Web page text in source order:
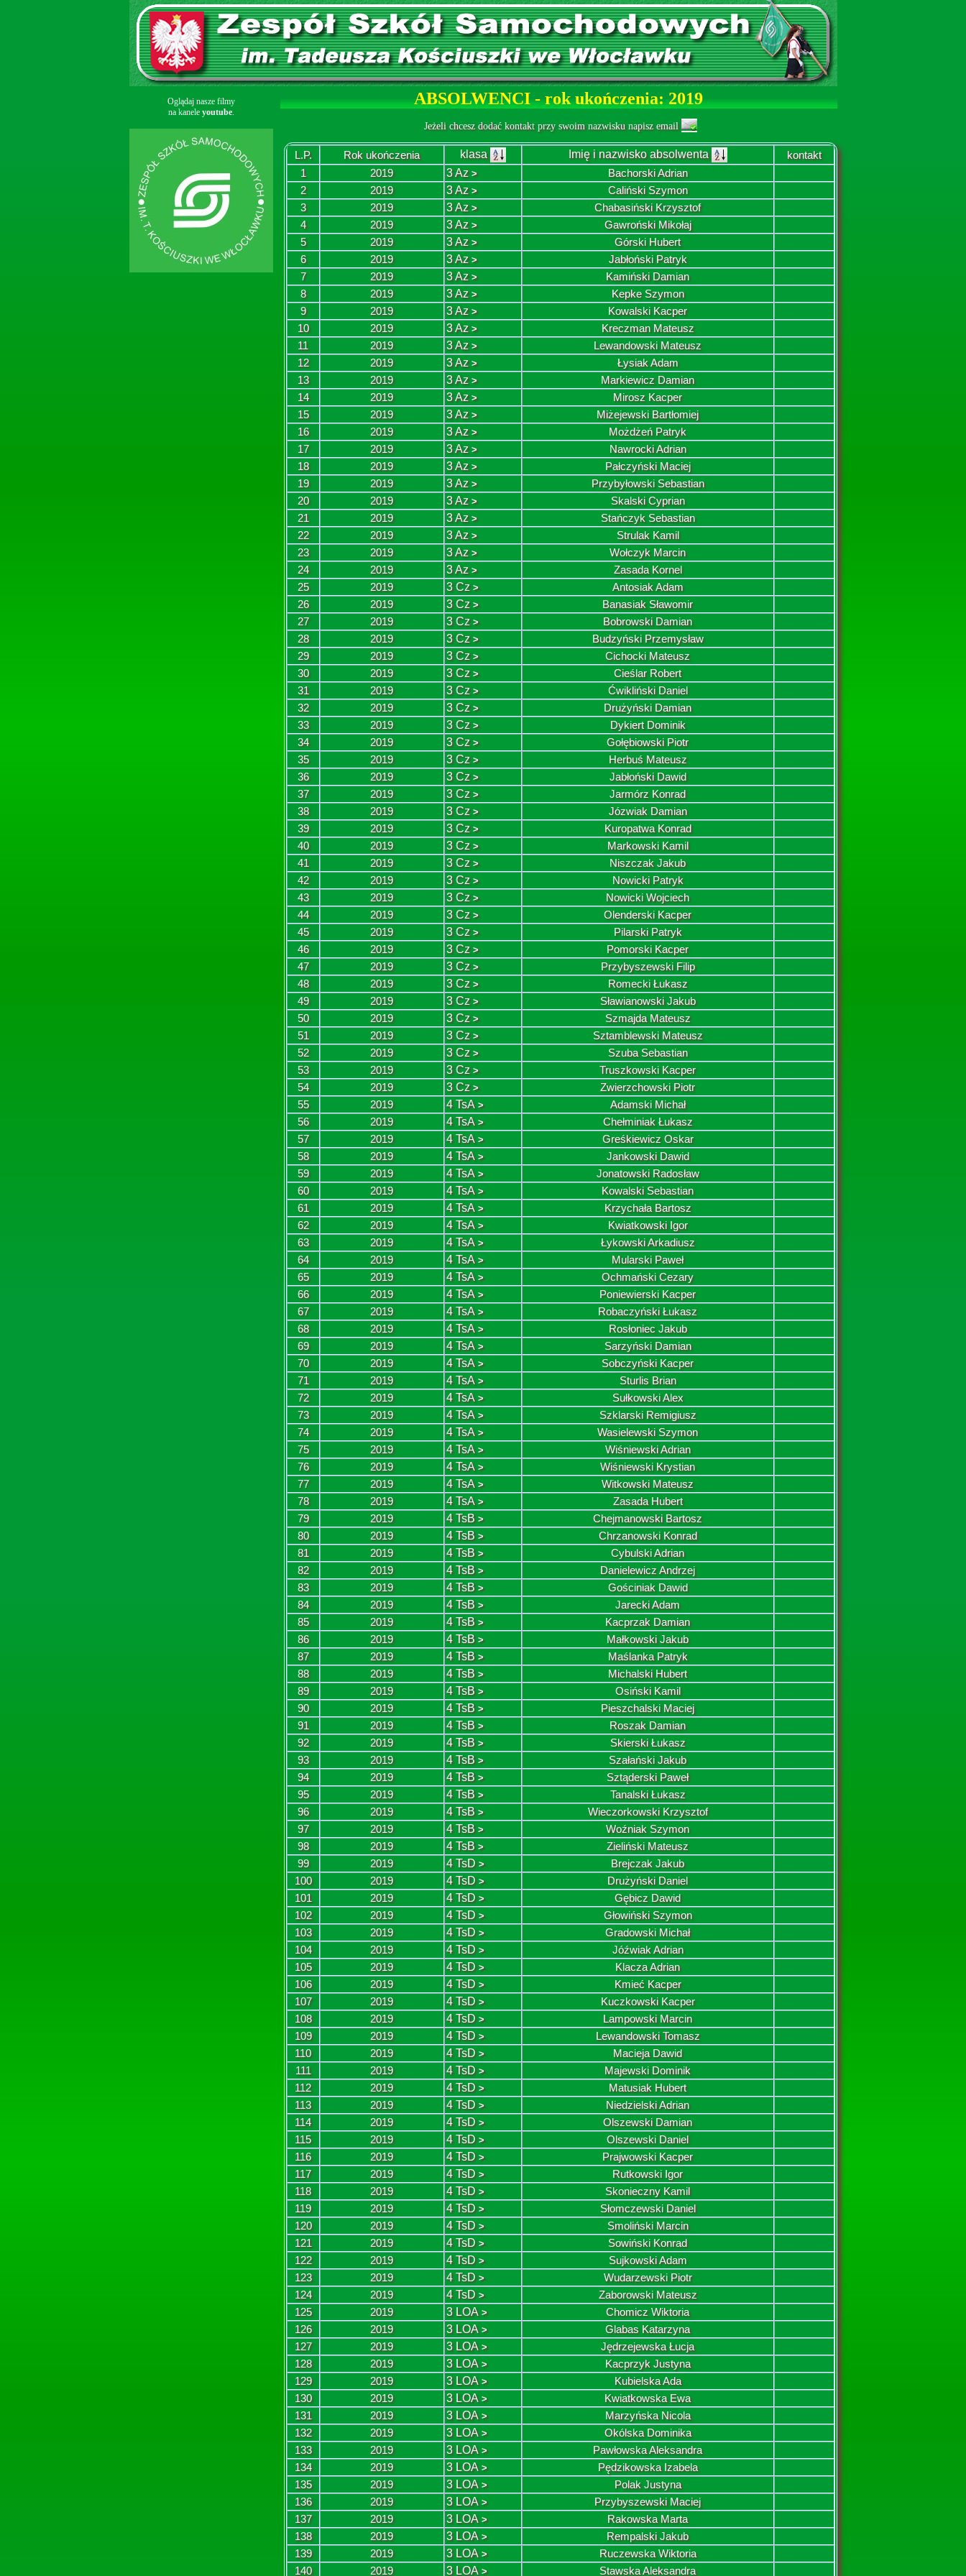
Oglądaj nasze filmy
na kanele youtube.
ABSOLWENCI - rok ukończenia: 2019
Jeżeli chcesz dodać kontakt przy swoim nazwisku napisz email
L.P. Rok ukończenia klasa Imię i nazwisko absolwenta
kontakt
1
2019 3 Az>
Bachorski Adrian
2
2019 3 Az>
Caliński Szymon
3
2019 3 Az>
Chabasiński Krzysztof
4
2019 3 Az>
Gawroński Mikołaj
5
2019 3 Az>
Górski Hubert
6
2019 3 Az>
Jabłoński Patryk
7
2019 3 Az>
Kamiński Damian
8
2019 3 Az>
Kepke Szymon
9
2019 3 Az>
Kowalski Kacper
10
2019 3 Az>
Kreczman Mateusz
11
2019 3 Az>
Lewandowski Mateusz
12
2019 3 Az>
Łysiak Adam
13
2019 3 Az>
Markiewicz Damian
14
2019 3 Az>
Mirosz Kacper
15
2019 3 Az>
Miżejewski Bartłomiej
16
2019 3 Az>
Możdżeń Patryk
17
2019 3 Az>
Nawrocki Adrian
18
2019 3 Az>
Pałczyński Maciej
19
2019 3 Az>
Przybyłowski Sebastian
20
2019 3 Az>
Skalski Cyprian
21
2019 3 Az>
Stańczyk Sebastian
22
2019 3 Az>
Strulak Kamil
23
2019 3 Az>
Wołczyk Marcin
24
2019 3 Az>
Zasada Kornel
25
2019 3 Cz>
Antosiak Adam
26
2019 3 Cz>
Banasiak Sławomir
27
2019 3 Cz>
Bobrowski Damian
28
2019 3 Cz>
Budzyński Przemysław
29
2019 3 Cz>
Cichocki Mateusz
30
2019 3 Cz>
Cieślar Robert
31
2019 3 Cz>
Ćwikliński Daniel
32
2019 3 Cz>
Drużyński Damian
33
2019 3 Cz>
Dykiert Dominik
34
2019 3 Cz>
Gołębiowski Piotr
35
2019 3 Cz>
Herbuś Mateusz
36
2019 3 Cz>
Jabłoński Dawid
37
2019 3 Cz>
Jarmórz Konrad
38
2019 3 Cz>
Józwiak Damian
39
2019 3 Cz>
Kuropatwa Konrad
40
2019 3 Cz>
Markowski Kamil
41
2019 3 Cz>
Niszczak Jakub
42
2019 3 Cz>
Nowicki Patryk
43
2019 3 Cz>
Nowicki Wojciech
44
2019 3 Cz>
Olenderski Kacper
45
2019 3 Cz>
Pilarski Patryk
46
2019 3 Cz>
Pomorski Kacper
47
2019 3 Cz>
Przybyszewski Filip
48
2019 3 Cz>
Romecki Łukasz
49
2019 3 Cz>
Sławianowski Jakub
50
2019 3 Cz>
Szmajda Mateusz
51
2019 3 Cz>
Sztamblewski Mateusz
52
2019 3 Cz>
Szuba Sebastian
53
2019 3 Cz>
Truszkowski Kacper
54
2019 3 Cz>
Zwierzchowski Piotr
55
2019 4 TsA>
Adamski Michał
56
2019 4 TsA>
Chełminiak Łukasz
57
2019 4 TsA>
Greśkiewicz Oskar
58
2019 4 TsA>
Jankowski Dawid
59
2019 4 TsA>
Jonatowski Radosław
60
2019 4 TsA>
Kowalski Sebastian
61
2019 4 TsA>
Krzychała Bartosz
62
2019 4 TsA>
Kwiatkowski Igor
63
2019 4 TsA>
Łykowski Arkadiusz
64
2019 4 TsA>
Mularski Paweł
65
2019 4 TsA>
Ochmański Cezary
66
2019 4 TsA>
Poniewierski Kacper
67
2019 4 TsA>
Robaczyński Łukasz
68
2019 4 TsA>
Rosłoniec Jakub
69
2019 4 TsA>
Sarzyński Damian
70
2019 4 TsA>
Sobczyński Kacper
71
2019 4 TsA>
Sturlis Brian
72
2019 4 TsA>
Sułkowski Alex
73
2019 4 TsA>
Szklarski Remigiusz
74
2019 4 TsA>
Wasielewski Szymon
75
2019 4 TsA>
Wiśniewski Adrian
76
2019 4 TsA>
Wiśniewski Krystian
77
2019 4 TsA>
Witkowski Mateusz
78
2019 4 TsA>
Zasada Hubert
79
2019 4 TsB>
Chejmanowski Bartosz
80
2019 4 TsB>
Chrzanowski Konrad
81
2019 4 TsB>
Cybulski Adrian
82
2019 4 TsB>
Danielewicz Andrzej
83
2019 4 TsB>
Gościniak Dawid
84
2019 4 TsB>
Jarecki Adam
85
2019 4 TsB>
Kacprzak Damian
86
2019 4 TsB>
Małkowski Jakub
87
2019 4 TsB>
Maślanka Patryk
88
2019 4 TsB>
Michalski Hubert
89
2019 4 TsB>
Osiński Kamil
90
2019 4 TsB>
Pieszchalski Maciej
91
2019 4 TsB>
Roszak Damian
92
2019 4 TsB>
Skierski Łukasz
93
2019 4 TsB>
Szałański Jakub
94
2019 4 TsB>
Sztąderski Paweł
95
2019 4 TsB>
Tanalski Łukasz
96
2019 4 TsB>
Wieczorkowski Krzysztof
97
2019 4 TsB>
Woźniak Szymon
98
2019 4 TsB>
Zieliński Mateusz
99
2019 4 TsD>
Brejczak Jakub
100
2019 4 TsD>
Drużyński Daniel
101
2019 4 TsD>
Gębicz Dawid
102
2019 4 TsD>
Głowiński Szymon
103
2019 4 TsD>
Gradowski Michał
104
2019 4 TsD>
Jóźwiak Adrian
105
2019 4 TsD>
Klacza Adrian
106
2019 4 TsD>
Kmieć Kacper
107
2019 4 TsD>
Kuczkowski Kacper
108
2019 4 TsD>
Lampowski Marcin
109
2019 4 TsD>
Lewandowski Tomasz
110
2019 4 TsD>
Macieja Dawid
111
2019 4 TsD>
Majewski Dominik
112
2019 4 TsD>
Matusiak Hubert
113
2019 4 TsD>
Niedzielski Adrian
114
2019 4 TsD>
Olszewski Damian
115
2019 4 TsD>
Olszewski Daniel
116
2019 4 TsD>
Prajwowski Kacper
117
2019 4 TsD>
Rutkowski Igor
118
2019 4 TsD>
Skonieczny Kamil
119
2019 4 TsD>
Słomczewski Daniel
120
2019 4 TsD>
Smoliński Marcin
121
2019 4 TsD>
Sowiński Konrad
122
2019 4 TsD>
Sujkowski Adam
123
2019 4 TsD>
Wudarzewski Piotr
124
2019 4 TsD>
Zaborowski Mateusz
125
2019 3 LOA>
Chomicz Wiktoria
126
2019 3 LOA>
Glabas Katarzyna
127
2019 3 LOA>
Jędrzejewska Łucja
128
2019 3 LOA>
Kacprzyk Justyna
129
2019 3 LOA>
Kubielska Ada
130
2019 3 LOA>
Kwiatkowska Ewa
131
2019 3 LOA>
Marzyńska Nicola
132
2019 3 LOA>
Okólska Dominika
133
2019 3 LOA>
Pawłowska Aleksandra
134
2019 3 LOA>
Pędzikowska Izabela
135
2019 3 LOA>
Polak Justyna
136
2019 3 LOA>
Przybyszewski Maciej
137
2019 3 LOA>
Rakowska Marta
138
2019 3 LOA>
Rempalski Jakub
139
2019 3 LOA>
Ruczewska Wiktoria
140
2019 3 LOA> Stawska Aleksandra